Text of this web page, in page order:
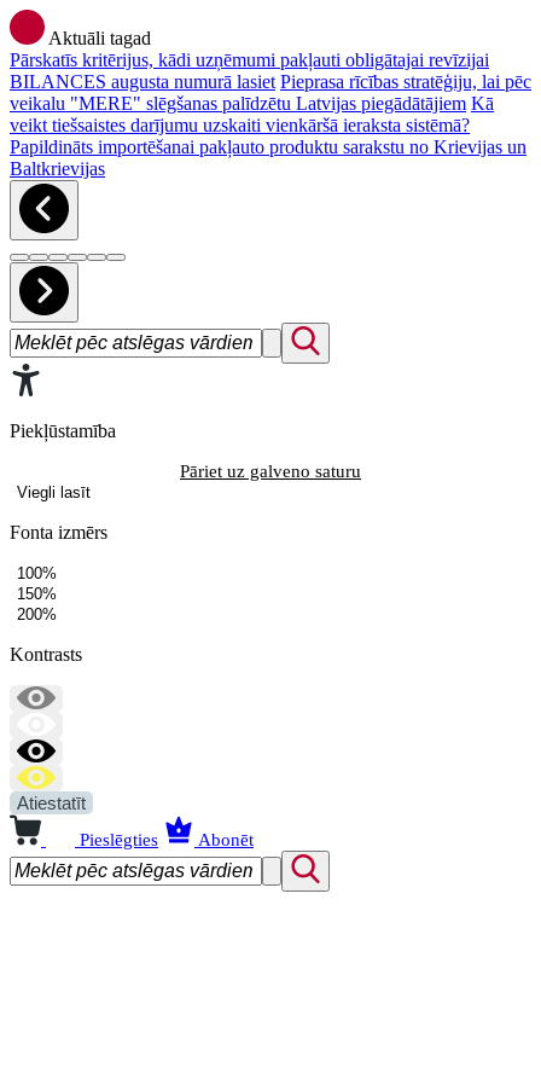
Aktuāli tagad
Pārskatīs kritērijus, kādi uzņēmumi pakļauti obligātajai revīzijai
BILANCES augusta numurā lasiet Pieprasa rīcības stratēģiju, lai pēc
veikalu "MERE" slēgšanas palīdzētu Latvijas piegādātājiem Kā
veikt tiešsaistes darījumu uzskaiti vienkāršā ieraksta sistēmā?
Papildināts importēšanai pakļauto produktu sarakstu no Krievijas un
Baltkrievijas
Piekļūstamība
Pāriet uz galveno saturu
Viegli lasīt
Fonta izmērs
100%
150%
200%
Kontrasts
Atiestatīt
Pieslēgties Abonēt